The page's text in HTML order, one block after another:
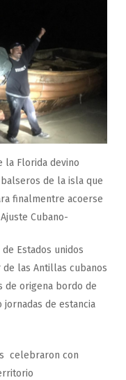
la Florida devino
de la isla que
finalmentre acoerse
Cubano-
Estados unidos
las Antillas cubanos
de origena bordo de
de estancia
celebraron con